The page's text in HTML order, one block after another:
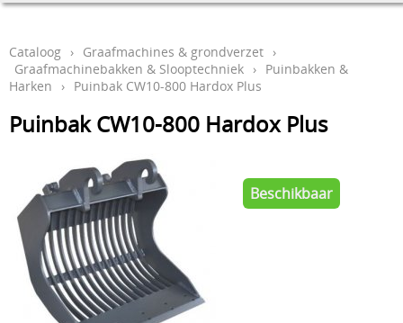
Tractoren & aanbouwdelen
Generatoren
Specifiek materiaal en actieproducten
Hoe online bestellen
Mijn bestelling laten leveren
Draai-en freeswerk
Onze Repairshop Diensten
Cataloog › Graafmachines & grondverzet ›
Graafmachinebakken & Slooptechniek › Puinbakken &
Harken
› Puinbak CW10-800 Hardox Plus
Puinbak CW10-800 Hardox Plus
Beschikbaar